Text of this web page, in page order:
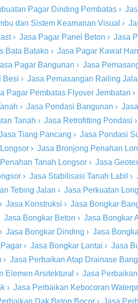
Pagar Dinding Pembatas ›
dan Sistem Keamanan Visual ›
› Jasa Pagar Panel Beton › Jasa
Bata Batako › Jasa Pagar Kawat
Pagar Bangunan › Jasa
Besi › Jasa Pemasangan Railing
Pagar Pembatas Flyover Jembatan ›
› Jasa Pondasi Bangunan ›
Tanah › Jasa Retrofitting Pondasi ›
Tiang Pancang › Jasa Pondasi
› Jasa Bronjong Penahan
Tanah Longsor › Jasa
› Jasa Stabilisasi Tanah Labil ›
Tebing Jalan › Jasa Perkuatan
› Jasa Konstruksi › Jasa Bongkar
Jasa Bongkar Beton › Jasa Bongkar
› Jasa Bongkar Dinding › Jasa
› Jasa Bongkar Lantai › Jasa
› Jasa Perbaikan Atap Drainase
Elemen Arsitektural › Jasa
› Jasa Perbaikan Kebocoran
Dak Beton Bocor › Jasa